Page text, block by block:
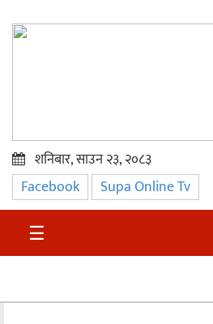
प्रमुख
समाचार
सुदुर
शनिबार, साउन २३, २०८३
Facebook Supa Online Tv
☰